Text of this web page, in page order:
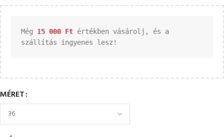
Még 15 000 Ft értékben vásárolj, és a
szállítás ingyenes lesz!
MÉRET